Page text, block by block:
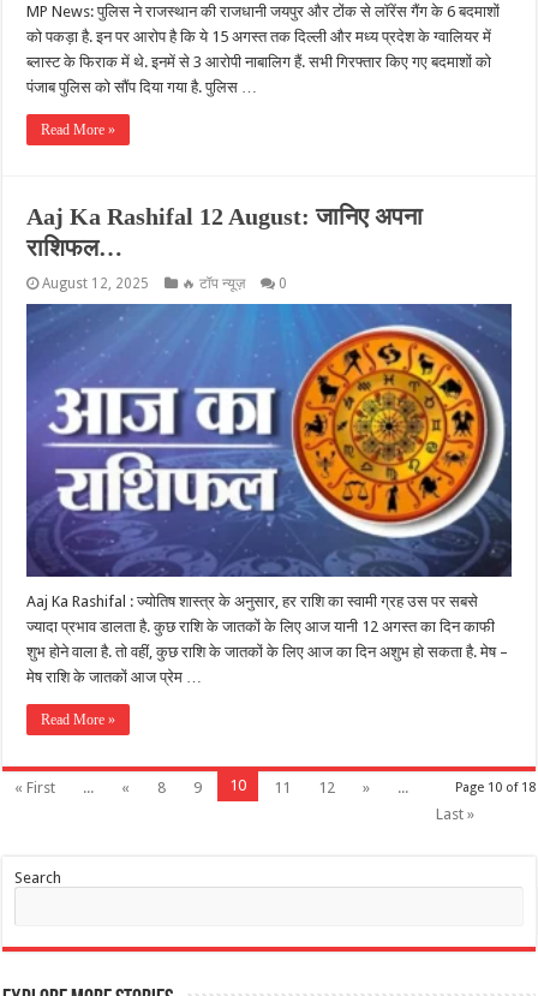
MP News: पुलिस ने राजस्थान की राजधानी जयपुर और टोंक से लॉरेंस गैंग के 6 बदमाशों
को पकड़ा है. इन पर आरोप है कि ये 15 अगस्त तक दिल्ली और मध्य प्रदेश के ग्वालियर में
ब्लास्ट के फिराक में थे. इनमें से 3 आरोपी नाबालिग हैं. सभी गिरफ्तार किए गए बदमाशों को
पंजाब पुलिस को सौंप दिया गया है. पुलिस …
Read More »
Aaj Ka Rashifal 12 August: जानिए अपना
राशिफल…
August 12, 2025 🔥 टॉप न्यूज़ 0
Aaj Ka Rashifal : ज्योतिष शास्त्र के अनुसार, हर राशि का स्वामी ग्रह उस पर सबसे
ज्यादा प्रभाव डालता है. कुछ राशि के जातकों के लिए आज यानी 12 अगस्त का दिन काफी
शुभ होने वाला है. तो वहीं, कुछ राशि के जातकों के लिए आज का दिन अशुभ हो सकता है. मेष –
मेष राशि के जातकों आज प्रेम …
Read More »
Page 10 of 18
« First ... « 8 9 10 11 12 »
...
Last »
Search